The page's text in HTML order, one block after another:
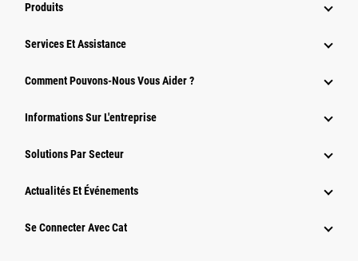
Produits
Services Et Assistance
Comment Pouvons-Nous Vous Aider ?
Informations Sur L'entreprise
Solutions Par Secteur
Actualités Et Événements
Se Connecter Avec Cat